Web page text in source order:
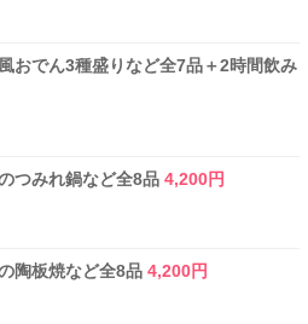
おでん3種盛りなど全7品＋2時間飲み
つみれ鍋など全8品 4,200円
陶板焼など全8品 4,200円